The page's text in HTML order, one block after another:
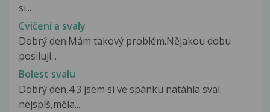
si...
Cvičení a svaly
Dobrý den.Mám takový problém.Nějakou dobu
posiluji...
Bolest svalu
Dobrý den,4.3 jsem si ve spánku natáhla sval
nejspíš,měla...